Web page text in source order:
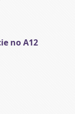
no A12